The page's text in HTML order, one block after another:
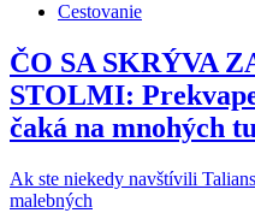
Cestovanie
ČO SA SKRÝVA
STOLMI:
čaká na mnohých
Ak ste niekedy navštívili
malebných